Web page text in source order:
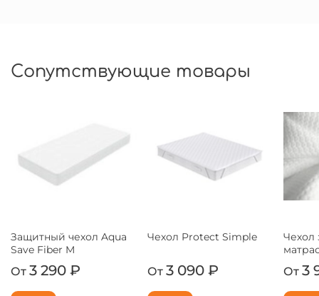
Сопутствующие товары
Защитный чехол Aqua
Save Fiber M
От 3 290 ₽
Чехол Protect Simple
От 3 090 ₽
Чехол
От 3